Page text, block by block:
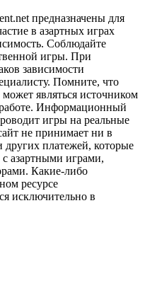
предназначены для
в азартных играх
Соблюдайте
игры. При
зависимости
Помните, что
являться источником
Информационный
игры на реальные
не принимает ни в
других платежей, которые
азартными играми,
Какие-либо
ресурсе
исключительно в